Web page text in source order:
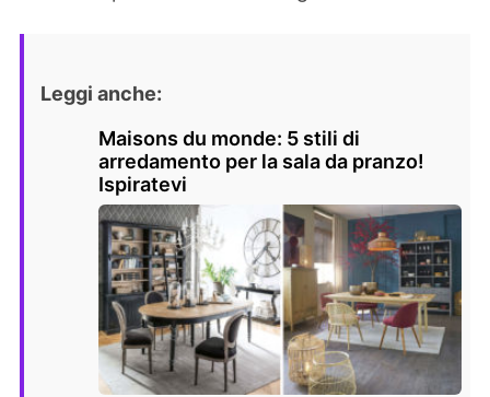
Leggi anche:
Maisons du monde: 5 stili di
arredamento per la sala da pranzo!
Ispiratevi